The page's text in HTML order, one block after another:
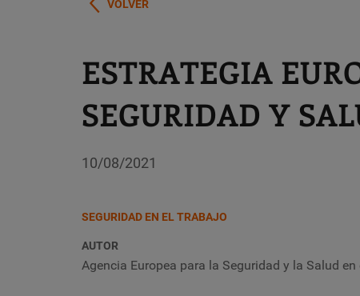
VOLVER
ESTRATEGIA
SEGURIDAD Y
10/08/2021
SEGURIDAD EN EL TRABAJO
AUTOR
Agencia Europea para la Seguridad y la Salud en